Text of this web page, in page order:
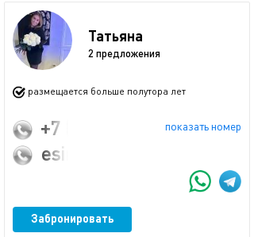
Татьяна
2 предложения
размещается больше полутора лет
показать номер
+7 (908) 233-33-00
esina02@mail.ru
Забронировать